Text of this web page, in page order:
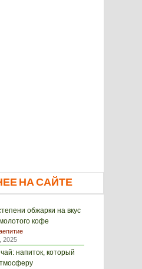
НА САЙТЕ
обжарки на вкус
кофе
2025
напиток, который